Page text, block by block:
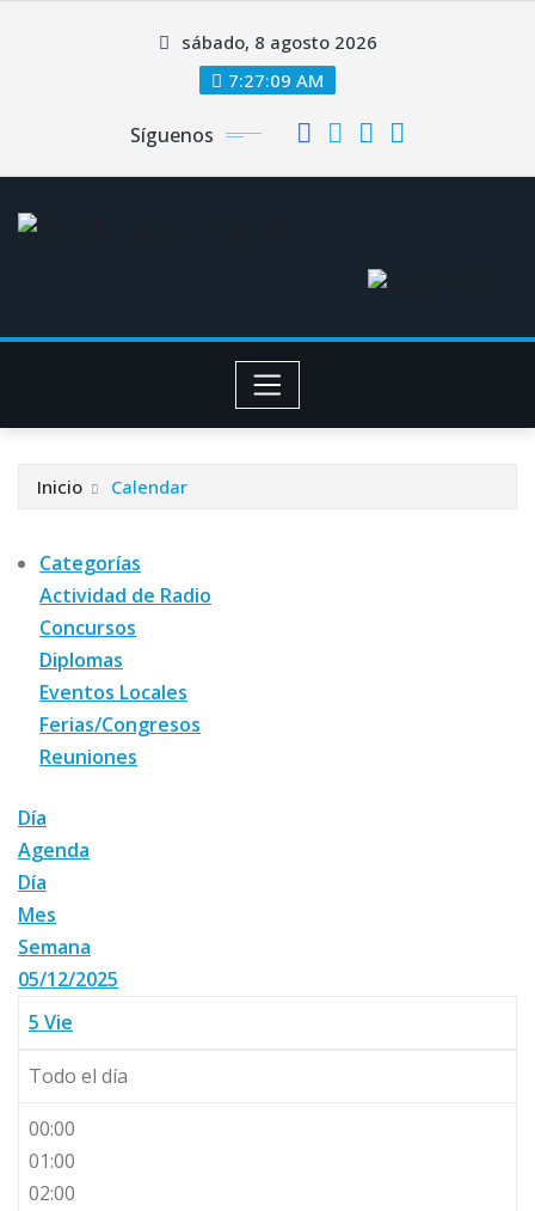
sábado, 8 agosto 2026
7:27:10 AM
Síguenos
Inicio Calendar
Categorías
Actividad de Radio
Concursos
Diplomas
Eventos Locales
Ferias/Congresos
Reuniones
Día
Agenda
Día
Mes
Semana
05/12/2025
5 Vie
Todo el día
00:00
01:00
02:00